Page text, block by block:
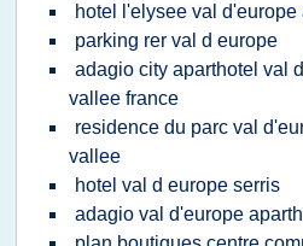
hotel l'elysee val d'europe
parking rer val d europe
adagio city aparthotel val
vallee france
residence du parc val
vallee
hotel val d europe serris
adagio val d'europe